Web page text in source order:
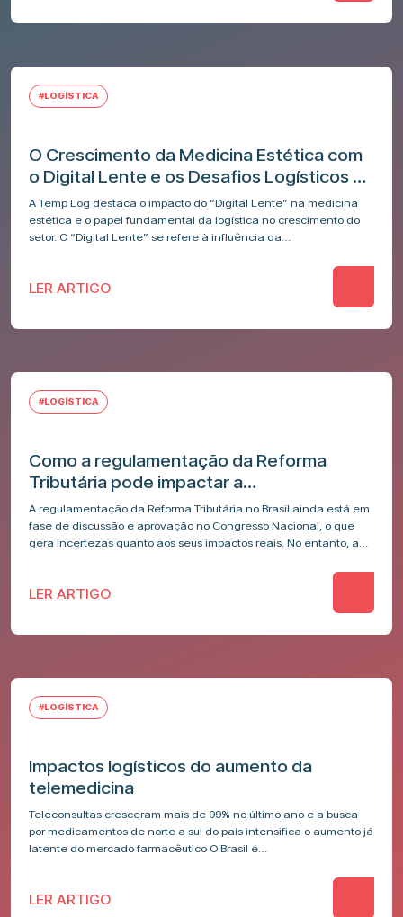
#LOGÍSTICA
O Crescimento da Medicina Estética com
o Digital Lente e os Desafios Logísticos do
Setor
A Temp Log destaca o impacto do “Digital Lente” na medicina
estética e o papel fundamental da logística no crescimento do
setor. O “Digital Lente” se refere à influência da…
LER ARTIGO
#LOGÍSTICA
Como a regulamentação da Reforma
Tributária pode impactar a
competitividade do Brasil na logística de
medicamentos?
A regulamentação da Reforma Tributária no Brasil ainda está em
fase de discussão e aprovação no Congresso Nacional, o que
gera incertezas quanto aos seus impactos reais. No entanto, a…
LER ARTIGO
#LOGÍSTICA
Impactos logísticos do aumento da
telemedicina
Teleconsultas cresceram mais de 99% no último ano e a busca
por medicamentos de norte a sul do país intensifica o aumento já
latente do mercado farmacêutico O Brasil é…
LER ARTIGO